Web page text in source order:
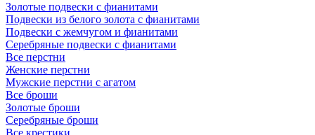
Золотые подвески с фианитами
Подвески из белого золота с фианитами
Подвески с жемчугом и фианитами
Серебряные подвески с фианитами
Все перстни
Женские перстни
Мужские перстни с агатом
Все броши
Золотые броши
Серебряные броши
Все крестики